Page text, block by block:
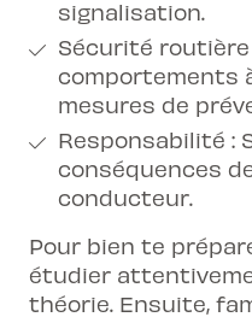
signalisation.
Sécurité routière
comportements
mesures de
Responsabilité :
conséquences
conducteur.
Pour bien te
étudier
théorie. Ensuite,